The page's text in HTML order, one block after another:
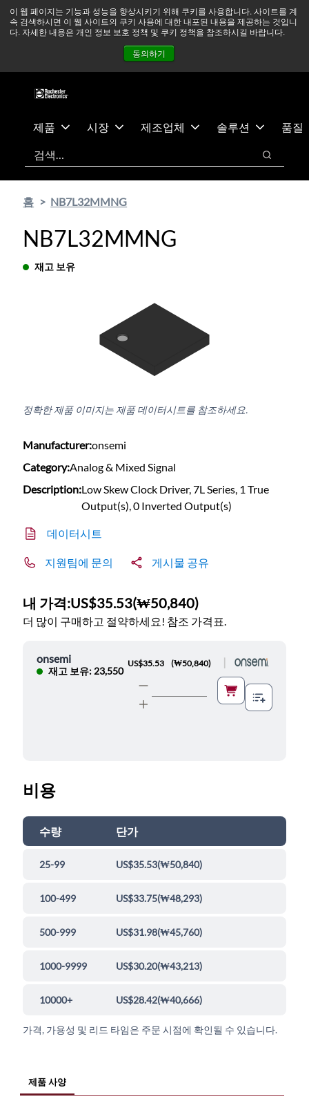
이 웹 페이지는 기능과 성능을 향상시키기 위해 쿠키를 사용합니다. 사이트를 계
속 검색하시면 이 웹 사이트의 쿠키 사용에 대한 내포된 내용을 제공하는 것입니
다. 자세한 내용은 개인 정보 보호 정책 및 쿠키 정책을 참조하시길 바랍니다.
동의하기
츠
건
중동 지역 상황을 지속적으로 주시하고 있으며, 모든 서비스는
정상적으로 운영되고 있습니다. 더 읽어보기 →
뉴스
문의하기
제품 시장 제조업체 솔루션
품질
검색
검색
홈 NB7L32MMNG
NB7L32MMNG
재고 보유
정확한 제품 이미지는 제품 데이터시트를 참조하세요.
Manufacturer:onsemi
Category:Analog & Mixed Signal
Description:Low Skew Clock Driver, 7L Series, 1 True
Output(s), 0 Inverted Output(s)
데이터시트
지원팀에 문의 게시물 공유
내 가격:US$35.53(₩50,840)
더 많이 구매하고 절약하세요! 참조 가격표.
onsemi
재고 보유: 23,550
US$35.53 (₩50,840)
비용
수량 단가
25-99 US$35.53(₩50,840)
100-499 US$33.75(₩48,293)
500-999 US$31.98(₩45,760)
1000-9999 US$30.20(₩43,213)
10000+ US$28.42(₩40,666)
가격, 가용성 및 리드 타임은 주문 시점에 확인될 수 있습니다.
제품 사양